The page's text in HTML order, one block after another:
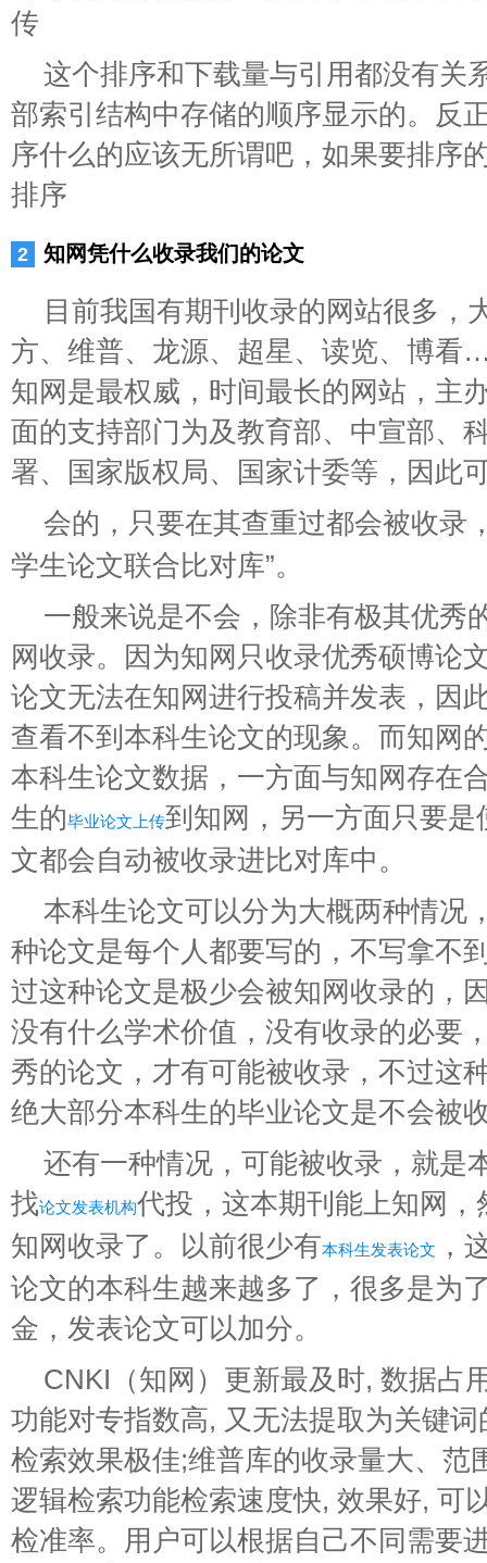
传
这个排序和下载量与引用都没有关
部索引结构中存储的顺序显示的。反
序什么的应该无所谓吧，如果要排序
排序
知网凭什么收录我们的论文
目前我国有期刊收录的网站很多，
方、维普、龙源、超星、读览、博
知网是最权威，时间最长的网站，主
面的支持部门为及教育部、中宣部、
署、国家版权局、国家计委等，因此
会的，只要在其查重过都会被收录
学生论文联合比对库”。
一般来说是不会，除非有极其优秀
网收录。因为知网只收录优秀硕博论
论文无法在知网进行投稿并发表，因
查看不到本科生论文的现象。而知网
本科生论文数据，一方面与知网存在
生的毕业论文上传到知网，另一方面只要
文都会自动被收录进比对库中。
本科生论文可以分为大概两种情况
种论文是每个人都要写的，不写拿不
过这种论文是极少会被知网收录的，
没有什么学术价值，没有收录的必要
秀的论文，才有可能被收录，不过这
绝大部分本科生的毕业论文是不会被
还有一种情况，可能被收录，就是
找论文发表机构代投，这本期刊能上知网
知网收录了。以前很少有本科生发表论文
，
论文的本科生越来越多了，很多是为
金，发表论文可以加分。
CNKI（知网）更新最及时, 数据占
功能对专指数高, 又无法提取为关键
检索效果极佳;维普库的收录量大、范
逻辑检索功能检索速度快, 效果好, 可
检准率。用户可以根据自己不同需要